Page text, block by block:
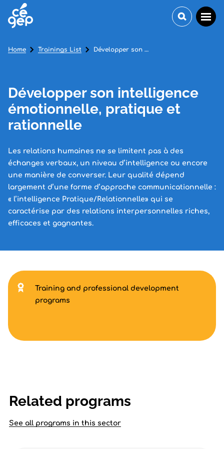
Développer son intelligence
émotionnelle, pratique et
rationnelle
Les relations humaines ne se limitent pas à des
échanges verbaux, un niveau d’intelligence ou encore
une manière de converser. Leur qualité dépend
largement d’une forme d’approche communicationnelle :
« l’intelligence Pratique/Relationnelle» qui se
caractérise par des relations interpersonnelles riches,
efficaces et gagnantes.
Home Trainings List Développer son intelligence émotionnelle, pratique et rationnelle
Training and professional development
programs
Related programs
See all programs in this sector